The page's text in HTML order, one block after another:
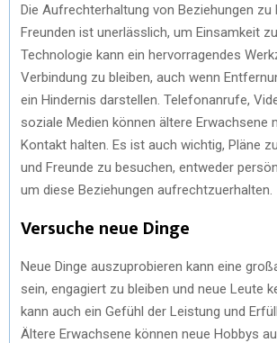
Die Aufrechterhaltung von Beziehungen zu
Freunden ist unerlässlich, um Einsamkeit
Technologie kann ein hervorragendes
Verbindung zu bleiben, auch wenn
ein Hindernis darstellen. Telefonanrufe,
soziale Medien können ältere Erwachsene
Kontakt halten. Es ist auch wichtig, Pläne
und Freunde zu besuchen, entweder
um diese Beziehungen aufrechtzuerhalten.
Versuche neue Dinge
Neue Dinge auszuprobieren kann eine
sein, engagiert zu bleiben und neue Leute
kann auch ein Gefühl der Leistung und
Ältere Erwachsene können neue Hobbys